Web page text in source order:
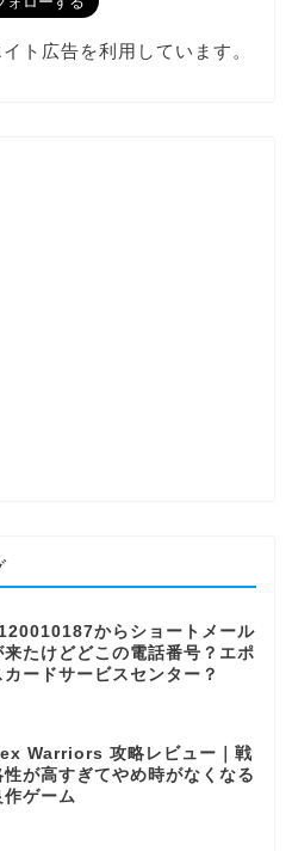
ト広告を利用しています。
からショートメール
来たけどどこの電話番号？エポ
カードサービスセンター？
Warriors 攻略レビュー｜戦
性が高すぎてやめ時がなくなる
作ゲーム